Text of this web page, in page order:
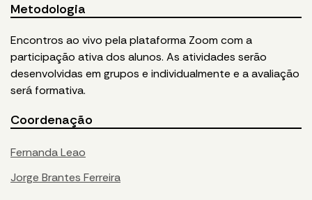
Metodologia
Encontros ao vivo pela plataforma Zoom com a
participação ativa dos alunos. As atividades serão
desenvolvidas em grupos e individualmente e a avaliação
será formativa.
Coordenação
Fernanda Leao
Jorge Brantes Ferreira